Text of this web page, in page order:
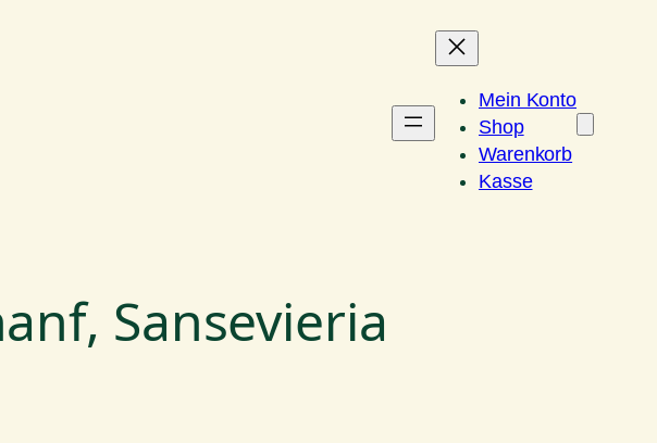
Mein Konto
Shop
Warenkorb
Kasse
Sansevieria